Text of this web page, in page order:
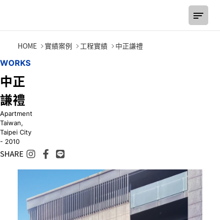
中正謙禮
HOME 實績案例 工程實績
中正謙禮
WORKS
中正
謙禮
Apartment
Taiwan,
Taipei City
- 2010
SHARE